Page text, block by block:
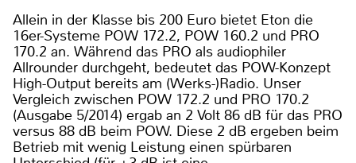
Allein in der Klasse bis 200 Euro bietet Eton die
16er-Systeme POW 172.2, POW 160.2 und PRO
170.2 an. Während das PRO als audiophiler
Allrounder durchgeht, bedeutet das POW-Konzept
High-Output bereits am (Werks-)Radio. Unser
Vergleich zwischen POW 172.2 und PRO 170.2
(Ausgabe 5/2014) ergab an 2 Volt 86 dB für das PRO
versus 88 dB beim POW. Diese 2 dB ergeben beim
Betrieb mit wenig Leistung einen spürbaren